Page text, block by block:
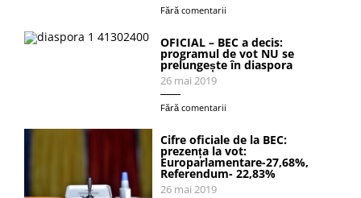
Fără comentarii
OFICIAL – BEC a decis:
programul de vot NU se
prelungește în diaspora
26 mai 2019
Fără comentarii
Cifre oficiale de la BEC:
prezența la vot:
Europarlamentare-27,68%,
Referendum- 22,83%
26 mai 2019